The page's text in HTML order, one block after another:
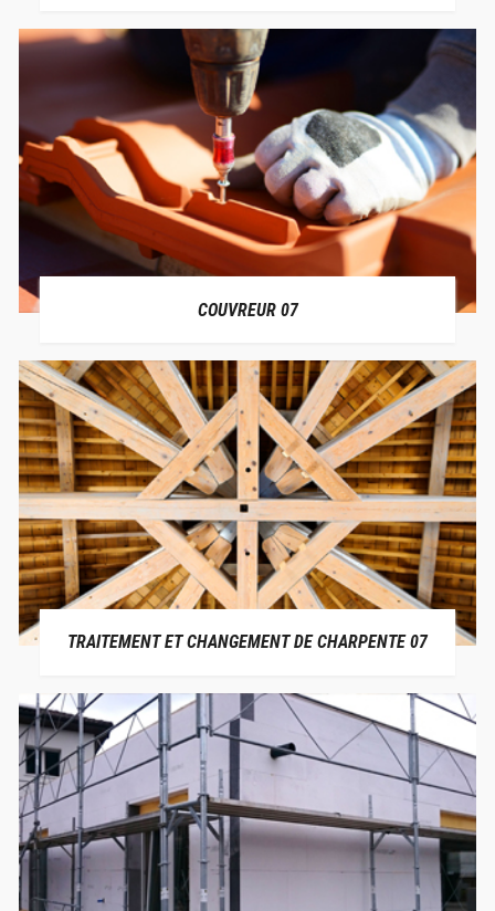
COUVREUR 07
TRAITEMENT ET CHANGEMENT DE CHARPENTE 07